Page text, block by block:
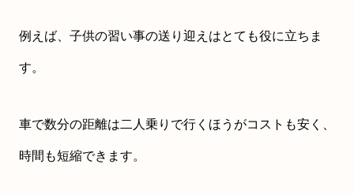
例えば、子供の習い事の送り迎えはとても役に立ちま
す。
車で数分の距離は二人乗りで行くほうがコストも安く、
時間も短縮できます。